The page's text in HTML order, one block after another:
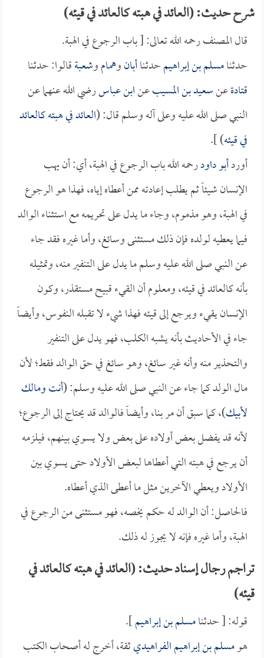
شرح حديث: (العائد في هبته كالعائد في قيئه)
قال المصنف رحمه الله تعالى: [ باب الرجوع في الهبة.
حدثنامسلم بن إبراهيمحدثناأبانوهماموشعبةقالوا: حدثنا
قتادةعنسعيد بن المسيبعنابن عباسرضي الله عنهما عن
النبي صلى الله عليه وعلى آله وسلم قال: (العائد في هبته كالعائد
في قيئه) ].
أوردأبو داودرحمه الله باب الرجوع في الهبة، أي: أن يهب
الإنسان شيئاً ثم يطلب إعادته ممن أعطاه إياه، فهذا هو الرجوع
في الهبة، وهو مذموم، وجاء ما يدل على تحريمه مع استثناء الوالد
فيما يعطيه لولده فإن ذلك مستثنى وسائغ، وأما غيره فقد جاء
عن النبي صلى الله عليه وسلم ما يدل على التنفير منه، وتمثيله
بأنه كالعائد في قيئه، ومعلوم أن القيء قبيح مستقذر، وكون
الإنسان يقيء ويرجع إلى قيئه فهذا شيء لا تقبله النفوس، وأيضاً
جاء في الأحاديث بأنه يشبه الكلب، فهو يدل على التنفير
والتحذير منه وأنه غير سائغ، وهو سائغ في حق الوالد فقط؛ لأن
مال الولد كما جاء عن النبي صلى الله عليه وسلم: (أنت ومالك
لأبيك)، كما سبق أن مر بنا، وأيضاً فالوالد قد يحتاج إلى الرجوع؛
لأنه قد يفضل بعض أولاده على بعض ولا يسوي بينهم، فيلزمه
أن يرجع في هبته التي أعطاها لبعض الأولاد حتى يسوي بين
الأولاد ويعطي الآخرين مثل ما أعطى الذي أعطاه.
فالحاصل: أن الوالد له حكم يخصه، فهو مستثنى من الرجوع في
الهبة، وأما غيره فإنه لا يجوز له ذلك.
تراجم رجال إسناد حديث: (العائد في هبته كالعائد في
قيئه)
قوله: [ حدثنامسلم بن إبراهيم].
هومسلم بن إبراهيم الفراهيديثقة، أخرج له أصحاب الكتب